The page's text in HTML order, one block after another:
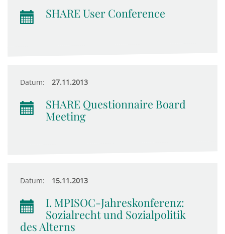
SHARE User Conference
Datum: 27.11.2013
SHARE Questionnaire Board
Meeting
Datum: 15.11.2013
I. MPISOC-Jahreskonferenz:
Sozialrecht und Sozialpolitik
des Alterns